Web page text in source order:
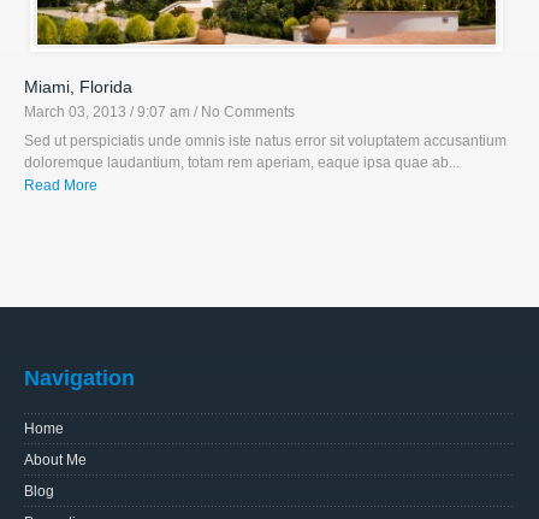
Miami, Florida
March 03, 2013 / 9:07 am / No Comments
Sed ut perspiciatis unde omnis iste natus error sit voluptatem accusantium
doloremque laudantium, totam rem aperiam, eaque ipsa quae ab...
Read More
Navigation
Home
About Me
Blog